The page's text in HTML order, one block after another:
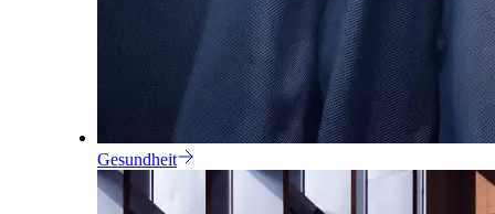
Gesundheit